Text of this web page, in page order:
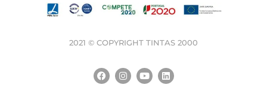
2021 © COPYRIGHT TINTAS 2000